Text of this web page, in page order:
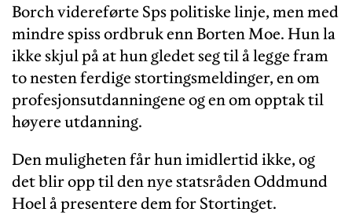
Borch videreførte Sps politiske linje, men med
mindre spiss ordbruk enn Borten Moe. Hun la
ikke skjul på at hun gledet seg til å legge fram
to nesten ferdige stortingsmeldinger, en om
profesjonsutdanningene og en om opptak til
høyere utdanning.
Den muligheten får hun imidlertid ikke, og
det blir opp til den nye statsråden Oddmund
Hoel å presentere dem for Stortinget.